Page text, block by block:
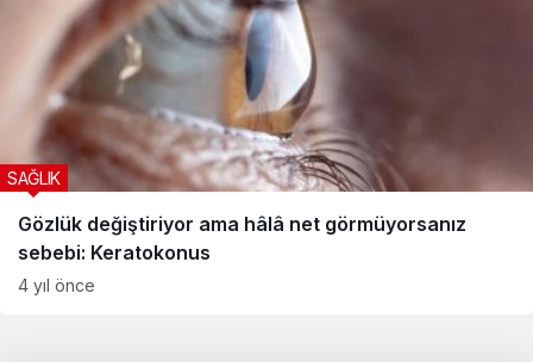
Gözlük değiştiriyor ama hâlâ net görmüyorsanız
sebebi: Keratokonus
SAĞLIK
4 yıl önce